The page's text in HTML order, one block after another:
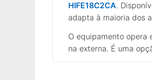
HIFE18C2CA.
adapta à maioria dos
O equipamento opera
na externa. É uma